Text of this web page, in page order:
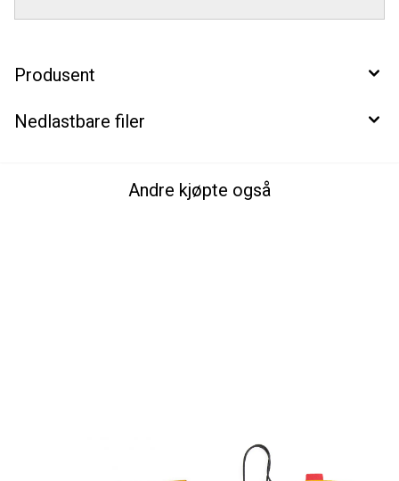
Produsent
Nedlastbare filer
Andre kjøpte også